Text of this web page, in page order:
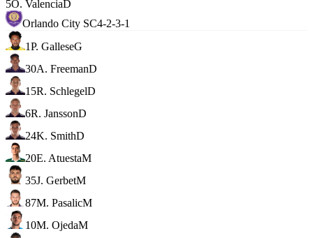
5O. ValenciaD
Orlando City SC4-2-3-1
1P. GalleseG
30A. FreemanD
15R. SchlegelD
6R. JanssonD
24K. SmithD
20E. AtuestaM
35J. GerbetM
87M. PasalicM
10M. OjedaM